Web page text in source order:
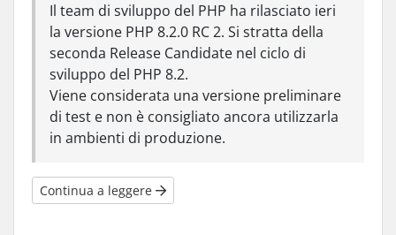
Il team di sviluppo del PHP ha rilasciato ieri
la versione PHP 8.2.0 RC 2. Si stratta della
seconda Release Candidate nel ciclo di
sviluppo del PHP 8.2.
Viene considerata una versione preliminare
di test e non è consigliato ancora utilizzarla
in ambienti di produzione.
Continua a leggere